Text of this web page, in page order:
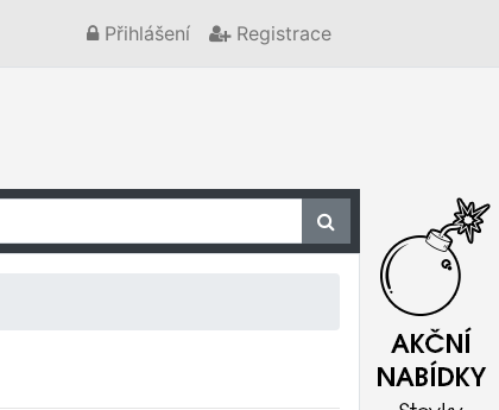
Přihlášení Registrace